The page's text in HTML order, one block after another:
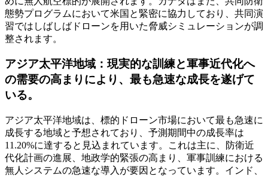
態勢プログラムにおいて米国と緊密に協力しており、共同演
習ではしばしばドローンを用いた脅威シミュレーションが調
整されます。
アジア太平洋地域：現実的な訓練と軍事近代化へ
の需要の高まりにより、最も急速な成長を遂げて
いる。
アジア太平洋地域は、標的ドローン市場において最も急速に
成長する地域と予想されており、予測期間中の成長率は
11.20%に達すると見込まれています。これは主に、防衛近
代化計画の進展、地政学的緊張の高まり、軍事訓練における
無人システムの急速な導入が要因となっています。インド、